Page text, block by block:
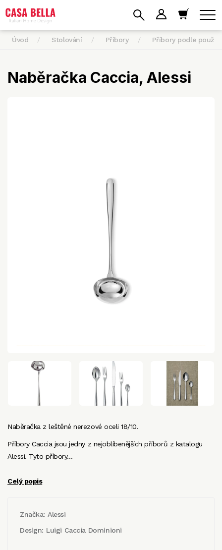
Úvod Stolování Příbory Příbory podle použití
Naběračka Caccia, Alessi
Naběračka z leštěné nerezové oceli 18/10.
Příbory Caccia jsou jedny z nejoblíbenějších příborů z katalogu
Alessi. Tyto příbory…
Celý popis
Značka: Alessi
Design: Luigi Caccia Dominioni